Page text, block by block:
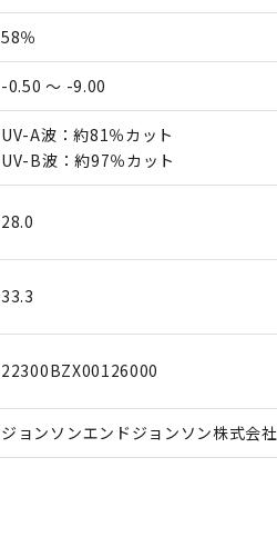
58％
-0.50 ～ -9.00
UV-A波：約81％カット
UV-B波：約97％カット
28.0
33.3
22300BZX00126000
ジョンソンエンドジョンソン株式会社